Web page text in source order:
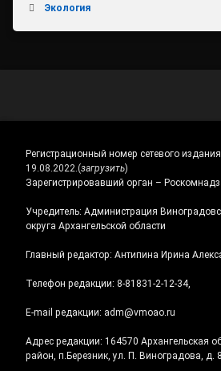
Экология
Регистрационный номер сетевого
19.08.2022.(загрузить)
Зарегистрировавший орган –
Учредитель: Администрация
округа Архангельской области
Главный редактор: Антипина Ирина
Телефон редакции: 8-81831-2-12-34,
E-mail редакции: adm@vmoao.ru
Адрес редакции: 164570 Архангельская
район, п.Березник, ул. П. Виноградова, д.